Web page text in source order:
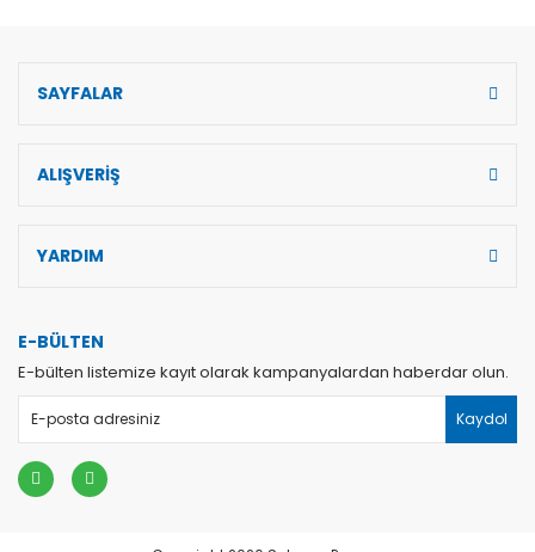
SAYFALAR
ALIŞVERİŞ
YARDIM
E-BÜLTEN
E-bülten listemize kayıt olarak kampanyalardan haberdar olun.
Kaydol